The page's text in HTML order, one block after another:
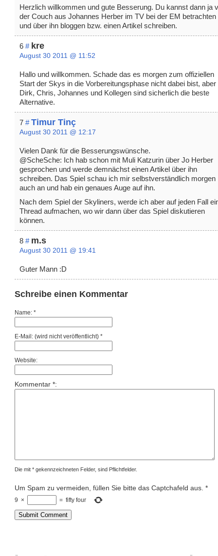
Herzlich willkommen und gute Besserung. Du kannst dann ja
der Couch aus Johannes Herber im TV bei der EM betrachten
und über ihn bloggen bzw. einen Artikel schreiben.
6 # kre
August 30 2011 @ 11:52
Hallo und willkommen. Schade das es morgen zum offiziellen
Start der Skys in die Vorbereitungsphase nicht dabei bist, aber
Dirk, Chris, Johannes und Kollegen sind sicherlich die beste
Alternative.
7 # Timur Tinç
August 30 2011 @ 12:17
Vielen Dank für die Besserungswünsche.
@ScheSche: Ich hab schon mit Muli Katzurin über Jo Herber
gesprochen und werde demnächst einen Artikel über ihn
schreiben. Das Spiel schau ich mir selbstverständlich morgen
auch an und hab ein genaues Auge auf ihn.
Nach dem Spiel der Skyliners, werde ich aber auf jeden Fall
Thread aufmachen, wo wir dann über das Spiel diskutieren
können.
8 # m.s
August 30 2011 @ 19:41
Guter Mann :D
Schreibe einen Kommentar
Name: *
E-Mail: (wird nicht veröffentlicht) *
Website:
Kommentar *:
Die mit * gekennzeichneten Felder, sind Pflichtfelder.
Um Spam zu vermeiden, füllen Sie bitte das Captchafeld aus. *
9 × = fifty four